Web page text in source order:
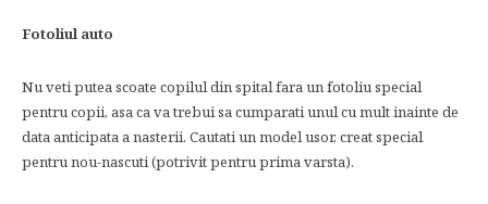
Fotoliul auto
Nu veti putea scoate copilul din spital fara un fotoliu special
pentru copii, asa ca va trebui sa cumparati unul cu mult inainte de
data anticipata a nasterii. Cautati un model usor, creat special
pentru nou-nascuti (potrivit pentru prima varsta).